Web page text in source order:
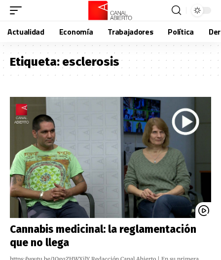
Actualidad Economía Trabajadores Política
Etiqueta:esclerosis
Cannabis medicinal: la reglamentación
que no llega